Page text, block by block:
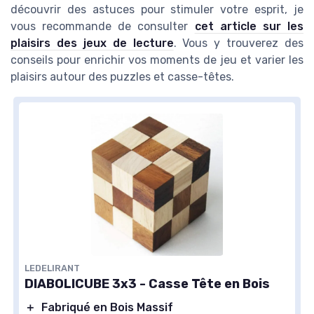
découvrir des astuces pour stimuler votre esprit, je
vous recommande de consulter cet article sur les
plaisirs des jeux de lecture. Vous y trouverez des
conseils pour enrichir vos moments de jeu et varier les
plaisirs autour des puzzles et casse-têtes.
LEDELIRANT
DIABOLICUBE 3x3 - Casse Tête en Bois
＋ Fabriqué en Bois Massif